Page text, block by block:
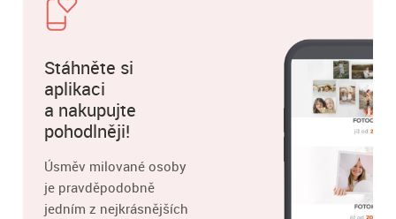
Stáhněte si
aplikaci
a nakupujte
pohodlněji!
Úsměv milované osoby
je pravděpodobně
jedním z nejkrásnějších